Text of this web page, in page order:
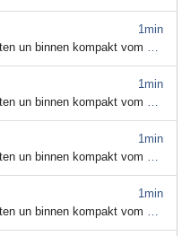
1min
un binnen kompakt vom 04. August 2026
1min
un binnen kompakt vom 3. August
1min
un binnen kompakt vom 31. Juli 2026
1min
un binnen kompakt vom 22. Juli